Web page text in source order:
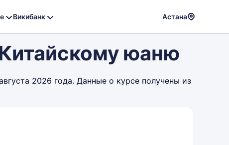
Викибанк Астана
юаню
2026 года. Данные о курсе получены из